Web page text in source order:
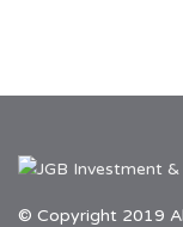
© Copyright 2019